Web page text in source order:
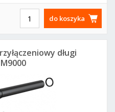
do koszyka
długi